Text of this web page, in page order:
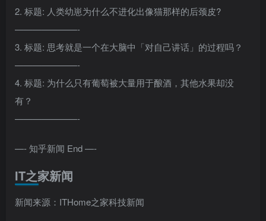
2. 标题: 人类幼崽为什么不进化出像猫那样的后颈皮?
———————-
3. 标题: 思考就是一个在大脑中「对自己讲话」的过程吗？
———————-
4. 标题: 为什么只有葡萄被大量用于酿酒，其他水果却没
有？
———————-
—- 知乎新闻 End —-
IT之家新闻
新闻来源：ITHome之家科技新闻